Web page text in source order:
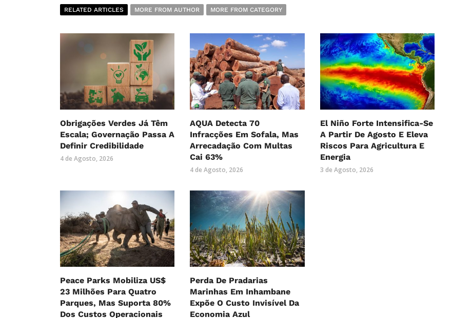
RELATED ARTICLES MORE FROM AUTHOR MORE FROM CATEGORY
Obrigações Verdes Já Têm
Escala; Governação Passa A
Definir Credibilidade
4 de Agosto, 2026
AQUA Detecta 70
Infracções Em Sofala, Mas
Arrecadação Com Multas
Cai 63%
4 de Agosto, 2026
El Niño Forte Intensifica-Se
A Partir De Agosto E Eleva
Riscos Para Agricultura E
Energia
3 de Agosto, 2026
Peace Parks Mobiliza US$
23 Milhões Para Quatro
Parques, Mas Suporta 80%
Dos Custos Operacionais
Perda De Pradarias
Marinhas Em Inhambane
Expõe O Custo Invisível Da
Economia Azul